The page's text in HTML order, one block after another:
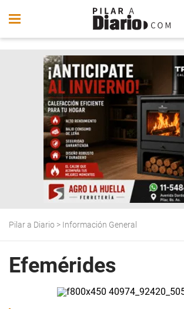
Pilar a Diario > Información General
Efemérides